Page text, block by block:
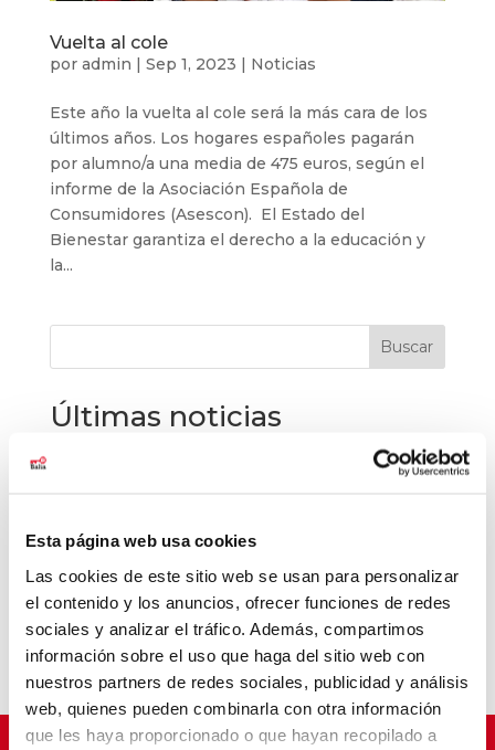
Esta página web usa cookies
Las cookies de este sitio web se usan para personalizar
el contenido y los anuncios, ofrecer funciones de redes
sociales y analizar el tráfico. Además, compartimos
información sobre el uso que haga del sitio web con
nuestros partners de redes sociales, publicidad y análisis
web, quienes pueden combinarla con otra información
que les haya proporcionado o que hayan recopilado a
Vuelta al cole
por admin | Sep 1, 2023 | Noticias
Este año la vuelta al cole será la más cara de los
últimos años. Los hogares españoles pagarán
por alumno/a una media de 475 euros, según el
informe de la Asociación Española de
Consumidores (Asescon). El Estado del
Bienestar garantiza el derecho a la educación y
la...
Buscar
Últimas noticias
El baloncesto de Balia cierra la temporada con
La pobreza infantil no se va de vacaciones
Balia, reconocida como entidad pionera en
“Tardes con Plan”
Un aula que cambia vidas